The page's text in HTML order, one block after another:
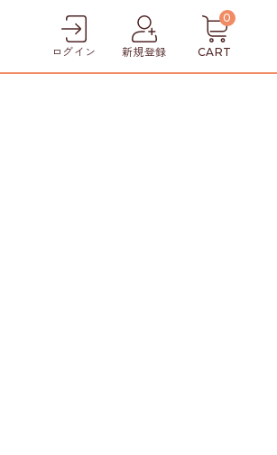
ログイン 新規登録 CART
0